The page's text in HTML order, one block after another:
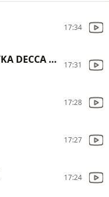
17:34
ΜΠΑΡΜΠΕΡΑΚΗΣ ΚΛΑΨΕ ΚΑΡΔΙΑ ΜΟΥ ΜΕ ΚΙΚΗ ΠΑΝΤΕΛΑΚΗ ΕΥΑΓ ΣΟΥΚΑ DECCA 45 PL 8111 17:31
17:28
17:27
17:24